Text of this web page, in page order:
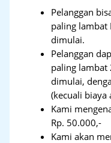
Pelanggan
paling lambat
dimulai.
Pelanggan
paling lambat
dimulai,
(kecuali biaya
Kami
Rp. 50.000,-
Kami akan